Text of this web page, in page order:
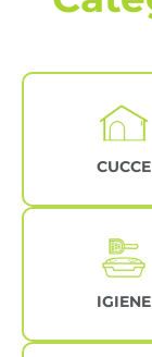
CUCCE
IGIENE